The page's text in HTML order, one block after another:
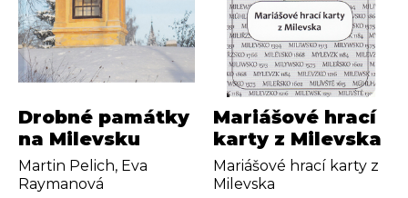
Drobné památky
na Milevsku
Martin Pelich, Eva
Raymanová
Mariášové hrací
karty z Milevska
Mariášové hrací karty z
Milevska